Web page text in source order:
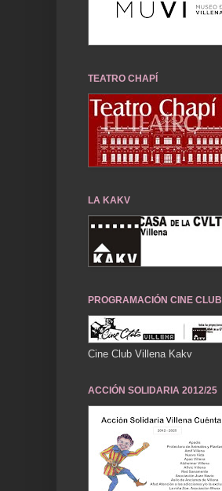
TEATRO CHAPÍ
LA KAKV
PROGRAMACIÓN CINE CLUB
Cine Club Villena Kakv
ACCIÓN SOLIDARIA 2012/25